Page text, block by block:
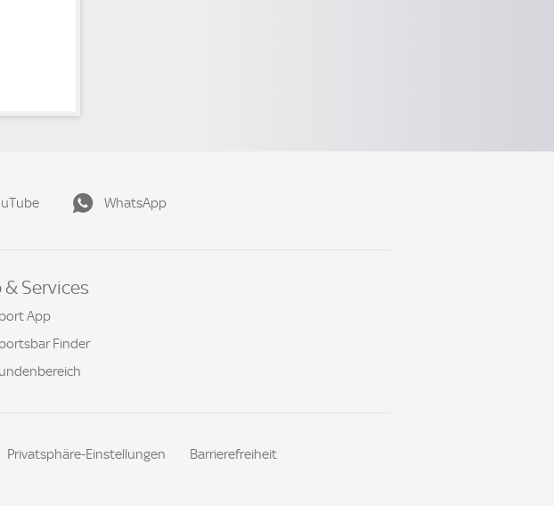
WhatsApp
& Services
App
Finder
Privatsphäre-Einstellungen Barrierefreiheit